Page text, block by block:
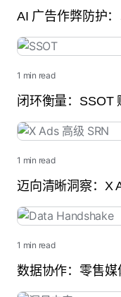
AI 广告作弊防护
1 min read
闭环衡量：SSOT
1 min read
迈向清晰洞察：X
1 min read
数据协作：零售